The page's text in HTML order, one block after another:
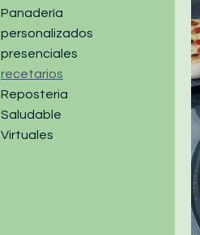
Panadería
personalizados
presenciales
recetarios
Reposteria
Saludable
Virtuales